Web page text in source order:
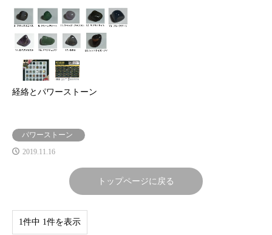
経絡とパワーストーン
パワーストーン
2019.11.16
トップページに戻る
1件中 1件を表示